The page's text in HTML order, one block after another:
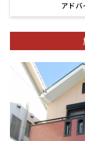
アド